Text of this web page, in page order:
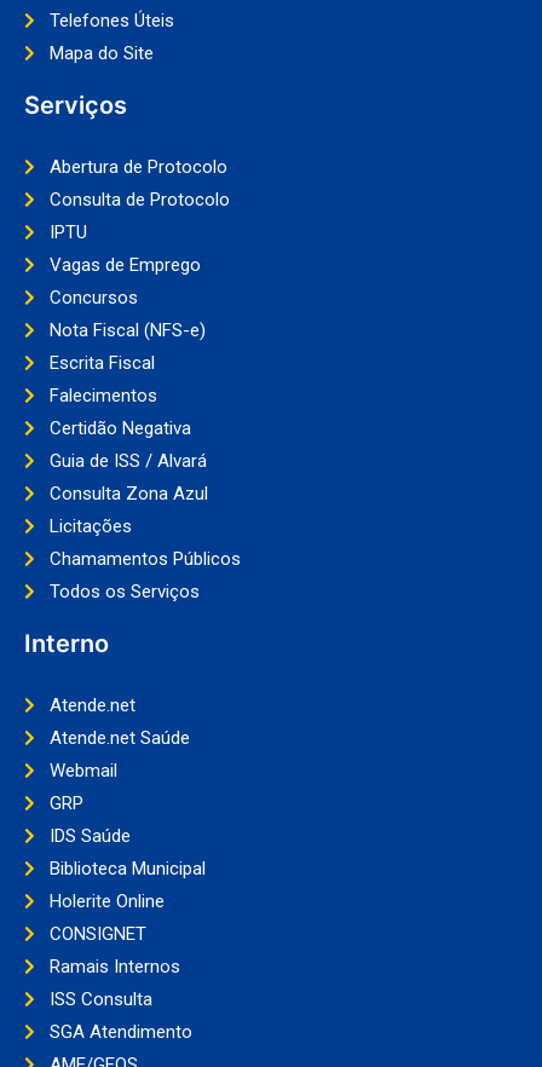
Telefones Úteis
Mapa do Site
Serviços
Abertura de Protocolo
Consulta de Protocolo
IPTU
Vagas de Emprego
Concursos
Nota Fiscal (NFS-e)
Escrita Fiscal
Falecimentos
Certidão Negativa
Guia de ISS / Alvará
Consulta Zona Azul
Licitações
Chamamentos Públicos
Todos os Serviços
Interno
Atende.net
Atende.net Saúde
Webmail
GRP
IDS Saúde
Biblioteca Municipal
Holerite Online
CONSIGNET
Ramais Internos
ISS Consulta
SGA Atendimento